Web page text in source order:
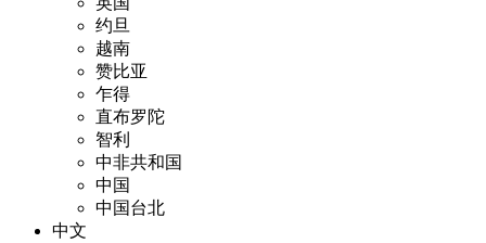
约旦
越南
赞比亚
乍得
直布罗陀
智利
中非共和国
中国
中国台北
中文